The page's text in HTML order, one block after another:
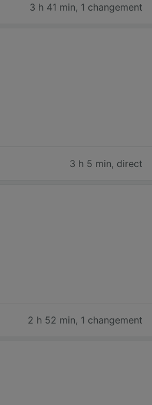
3 h 41 min, 1 changement
3 h 5 min, direct
2 h 52 min, 1 changement